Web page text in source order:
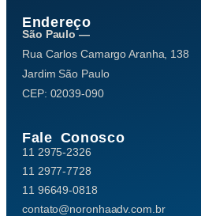
Endereço
São Paulo —
Rua Carlos Camargo Aranha, 138
Jardim São Paulo
CEP: 02039-090
Fale Conosco
11 2975-2326
11 2977-7728
11 96649-0818
contato@noronhaadv.com.br